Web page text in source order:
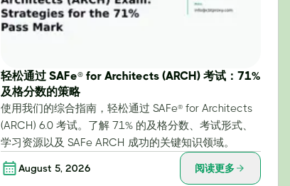
轻松通过 SAFe® for Architects (ARCH) 考试：71%
及格分数的策略
使用我们的综合指南，轻松通过 SAFe® for Architects
(ARCH) 6.0 考试。了解 71% 的及格分数、考试形式、
学习资源以及 SAFe ARCH 成功的关键知识领域。
August 5, 2026 阅读更多